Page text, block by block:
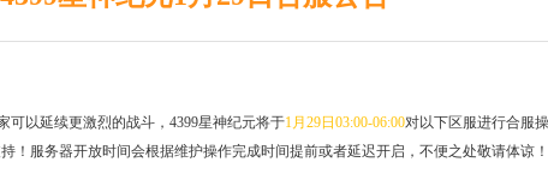
可以延续更激烈的战斗，4399星神纪元将于1月29日 03:00-06:00对以下区服进行合服
！服务器开放时间会根据维护操作完成时间提前或者延迟开启，不便之处敬请体谅！